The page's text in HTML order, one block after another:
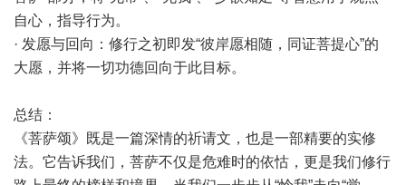
自心，指导行为。
· 发愿与回向：修行之初即发“彼岸愿相随，同证菩提心”的
大愿，并将一切功德回向于此目标。
总结：
《菩萨颂》既是一篇深情的祈请文，也是一部精要的实修
法。它告诉我们，菩萨不仅是危难时的依怙，更是我们修行